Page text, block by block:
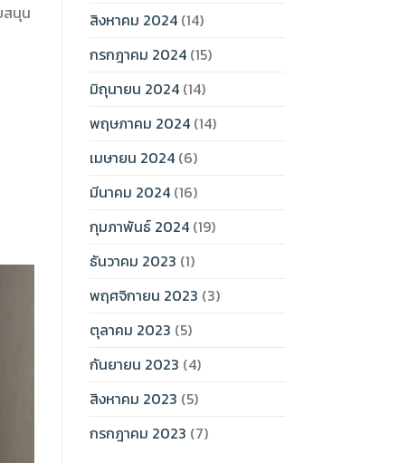
สนุน
สิงหาคม 2024(14)
กรกฎาคม 2024(15)
มิถุนายน 2024(14)
พฤษภาคม 2024(14)
เมษายน 2024(6)
มีนาคม 2024(16)
กุมภาพันธ์ 2024(19)
ธันวาคม 2023 (1)
พฤศจิกายน 2023 (3)
ตุลาคม 2023 (5)
กันยายน 2023 (4)
สิงหาคม 2023 (5)
กรกฎาคม 2023 (7)